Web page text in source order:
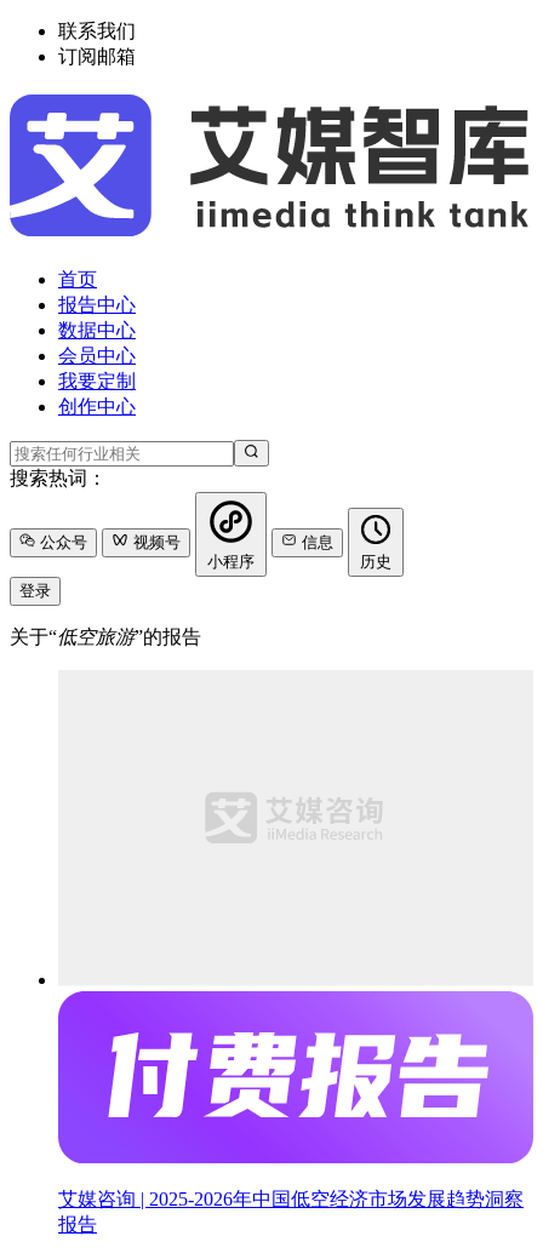
联系我们
订阅邮箱
首页
报告中心
数据中心
会员中心
我要定制
创作中心
搜索热词：
公众号
视频号
小程序
信息
历史
登录
关于“低空旅游”的报告
艾媒咨询 | 2025-2026年中国低空经济市场发展趋势洞察
报告